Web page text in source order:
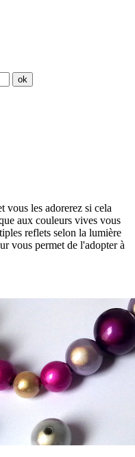
ok
vous les adorerez si cela
aux couleurs vives vous
reflets selon la lumière
vous permet de l'adopter à